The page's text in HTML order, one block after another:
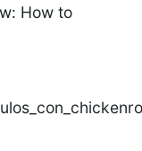
How to